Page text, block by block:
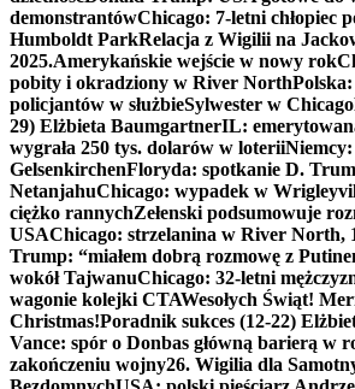
demonstrantówChicago: 7-letni chłopiec
Humboldt ParkRelacja z Wigilii na
2025.Amerykańskie wejście w nowy rok
pobity i okradziony w River North
policjantów w służbieSylwester w Chicago
29) Elżbieta BaumgartnerIL:
wygrała 250 tys. dolarów w loterii
GelsenkirchenFloryda: spotkanie D.
NetanjahuChicago: wypadek w
ciężko rannychZełenski podsumowuje
USAChicago: strzelanina w River North,
Trump: “miałem dobrą rozmowę z
wokół TajwanuChicago: 32-letni
wagonie kolejki CTAWesołych Świąt!
Christmas!Poradnik sukces (12-22)
Vance: spór o Donbas główną barierą w
zakończeniu wojny26. Wigilia dla